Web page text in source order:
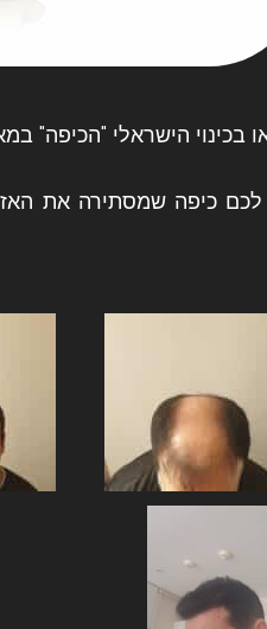
בכינוי הישראלי "הכיפה"
כיפה שמסתירה את